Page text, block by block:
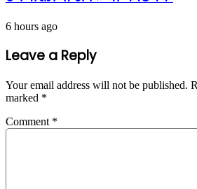
6 hours ago
Leave a Reply
Your email address will not be published.
marked *
Comment *